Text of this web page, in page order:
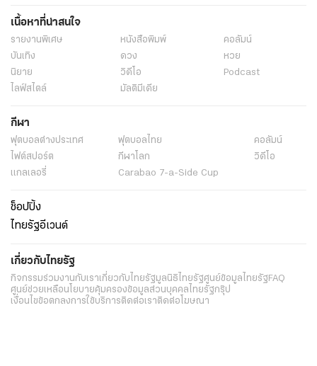
เนื้อหาที่น่าสนใจ
รายงานพิเศษ หนังสือพิมพ์
คอลัมน์
บันเทิง
ดวง
หวย
นิยาย
วิดีโอ
Podcast
ไลฟ์สไตล์
มัลติมีเดีย
กีฬา
ฟุตบอลต่่างประเทศ ฟุตบอลไทย
คอลัมน์
ไฟต์สปอร์ต
กีฬาโลก
วิดีโอ
แกลเลอรี่
Carabao 7-a-Side Cup
ช็อปปิ้ง
ไทยรัฐอีเวนต์
เกี่ยวกับไทยรัฐ
กิจกรรมร่วมงานกับเราเกี่ยวกับไทยรัฐมูลนิธิไทยรัฐศูนย์ข้อมูลไทยรัฐ FAQ
ศูนย์ช่วยเหลือนโยบายคุ้มครองข้อมูลส่วนบุคคลไทยรัฐกรุ๊ป
เงื่อนไขข้อตกลงการใช้บริการติดต่อเราติดต่อโฆษณา